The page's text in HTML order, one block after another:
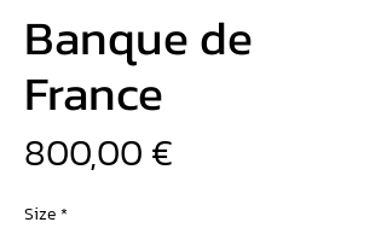
Banque de
France
800,00 €
Size*